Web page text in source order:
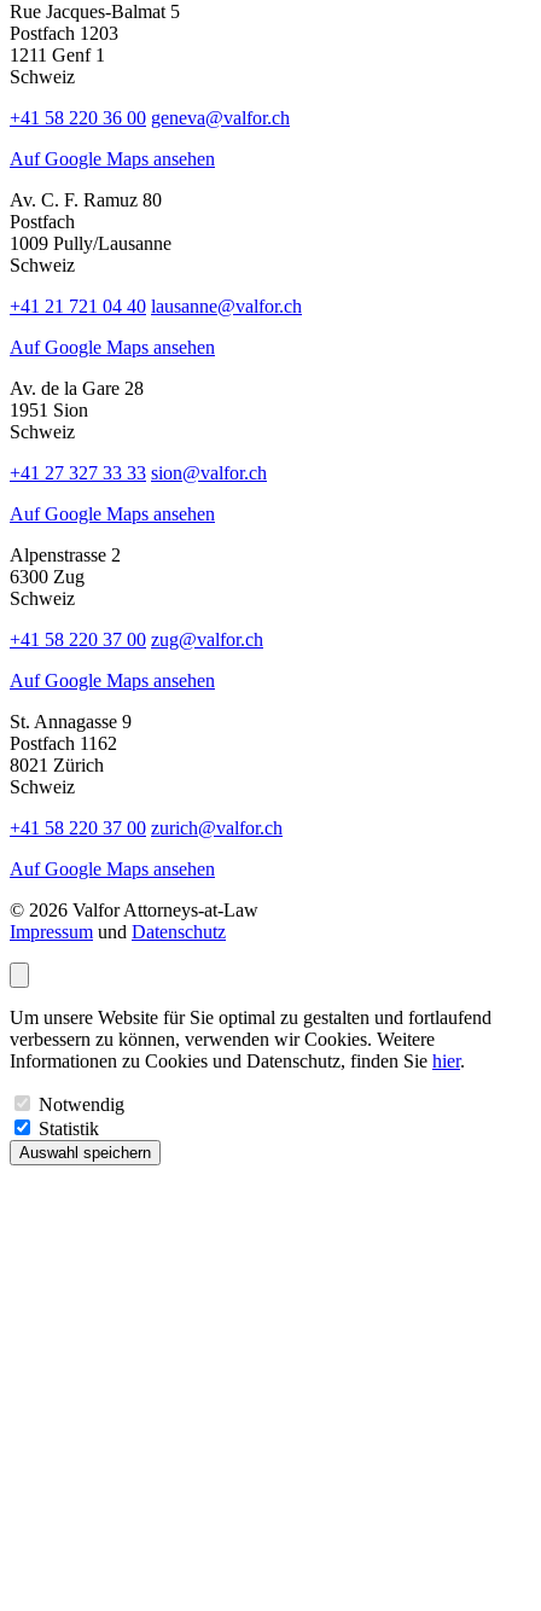
Rue Jacques-Balmat 5
Postfach 1203
1211 Genf 1
Schweiz
+41 58 220 36 00 geneva@valfor.ch
Auf Google Maps ansehen
Av. C. F. Ramuz 80
Postfach
1009 Pully/Lausanne
Schweiz
+41 21 721 04 40 lausanne@valfor.ch
Auf Google Maps ansehen
Av. de la Gare 28
1951 Sion
Schweiz
+41 27 327 33 33 sion@valfor.ch
Auf Google Maps ansehen
Alpenstrasse 2
6300 Zug
Schweiz
+41 58 220 37 00 zug@valfor.ch
Auf Google Maps ansehen
St. Annagasse 9
Postfach 1162
8021 Zürich
Schweiz
+41 58 220 37 00 zurich@valfor.ch
Auf Google Maps ansehen
© 2026 Valfor Attorneys‑at‑Law
Impressum und Datenschutz
Um unsere Website für Sie optimal zu gestalten und fortlaufend
verbessern zu können, verwenden wir Cookies. Weitere
Informationen zu Cookies und Datenschutz, finden Sie hier.
Notwendig
Statistik
Auswahl speichern